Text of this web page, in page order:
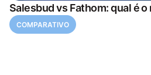
Salesbud vs Fathom: qual é
COMPARATIVO